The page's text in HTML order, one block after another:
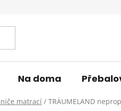
Na doma
matrací / TRÄUMELAND